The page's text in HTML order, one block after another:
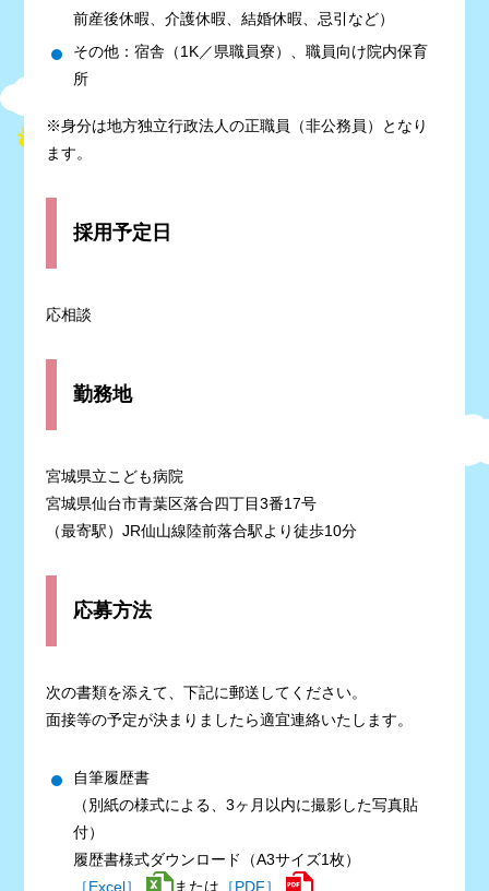
前産後休暇、介護休暇、結婚休暇、忌引など）
その他：宿舎（1K／県職員寮）、職員向け院内保育
所
※身分は地方独立行政法人の正職員（非公務員）となり
ます。
採用予定日
応相談
勤務地
宮城県立こども病院
宮城県仙台市青葉区落合四丁目3番17号
（最寄駅）JR仙山線陸前落合駅より徒歩10分
応募方法
次の書類を添えて、下記に郵送してください。
面接等の予定が決まりましたら適宜連絡いたします。
自筆履歴書
（別紙の様式による、3ヶ月以内に撮影した写真貼
付）
履歴書様式ダウンロード（A3サイズ1枚）
［Excel］
または ［PDF］